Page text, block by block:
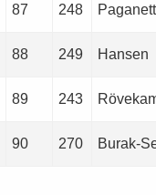
87 248
88 249 Hansen
89 243
90 270 Burak-